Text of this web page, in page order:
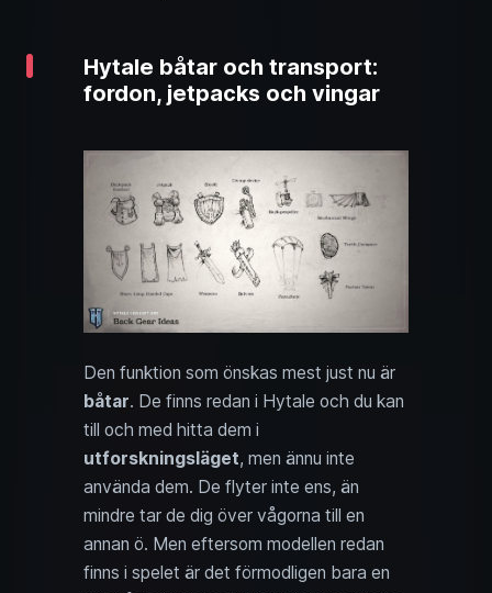
Hytale båtar och transport:
fordon, jetpacks och vingar
Den funktion som önskas mest just nu är
båtar. De finns redan i Hytale och du kan
till och med hitta dem i
utforskningsläget, men ännu inte
använda dem. De flyter inte ens, än
mindre tar de dig över vågorna till en
annan ö. Men eftersom modellen redan
finns i spelet är det förmodligen bara en